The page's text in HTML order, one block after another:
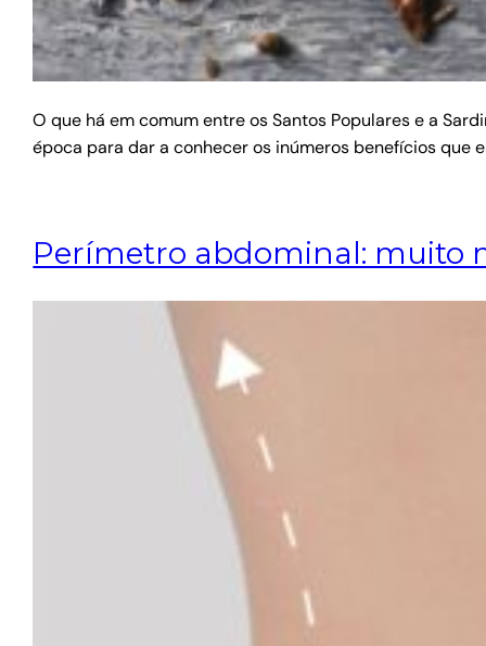
O que há em comum entre os Santos Populares e a
época para dar a conhecer os inúmeros benefícios que
Perímetro abdominal: muito